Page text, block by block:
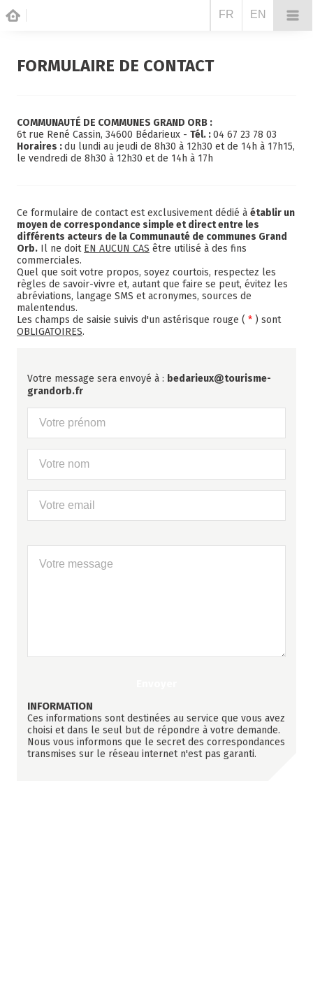
FORMULAIRE DE CONTACT
COMMUNAUTÉ DE COMMUNES GRAND ORB :
6t rue René Cassin, 34600 Bédarieux - Tél. :04 67 23 78 03
Horaires :du lundi au jeudi de 8h30 à 12h30 et de 14h à 17h15,
le vendredi de 8h30 à 12h30 et de 14h à 17h
Ce formulaire de contact est exclusivement dédié à établir un
moyen de correspondance simple et direct entre les
différents acteurs de la Communauté de communes Grand
Orb. Il ne doit EN AUCUN CAS être utilisé à des fins
commerciales.
Quel que soit votre propos, soyez courtois, respectez les
règles de savoir-vivre et, autant que faire se peut, évitez les
abréviations, langage SMS et acronymes, sources de
malentendus.
Les champs de saisie suivis d'un astérisque rouge ( * ) sont
OBLIGATOIRES.
Votre message sera envoyé à : bedarieux
tourisme-
grandorb.fr
INFORMATION
Ces informations sont destinées au service que vous avez
choisi et dans le seul but de répondre à votre demande.
Nous vous informons que le secret des correspondances
transmises sur le réseau internet n'est pas garanti.
FR EN